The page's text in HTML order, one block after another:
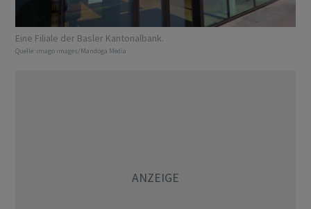
Eine Filiale der Basler Kantonalbank.
Quelle: imago images/Mandoga Media